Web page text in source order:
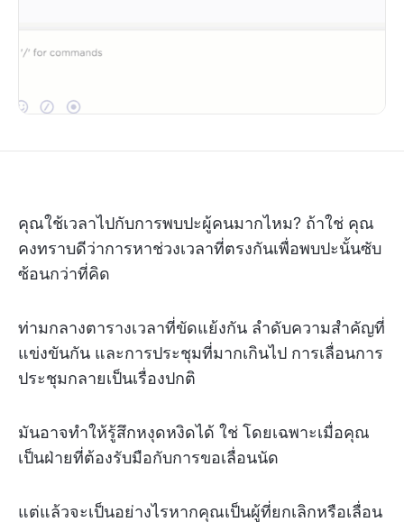
คุณใช้เวลาไปกับการพบปะผู้คนมากไหม? ถ้าใช่ คุณ
คงทราบดีว่าการหาช่วงเวลาที่ตรงกันเพื่อพบปะนั้นซับ
ซ้อนกว่าที่คิด
ท่ามกลางตารางเวลาที่ขัดแย้งกัน ลำดับความสำคัญที่
แข่งขันกัน และการประชุมที่มากเกินไป การเลื่อนการ
ประชุมกลายเป็นเรื่องปกติ
มันอาจทำให้รู้สึกหงุดหงิดได้ ใช่ โดยเฉพาะเมื่อคุณ
เป็นฝ่ายที่ต้องรับมือกับการขอเลื่อนนัด
แต่แล้วจะเป็นอย่างไรหากคุณเป็นผู้ที่ยกเลิกหรือเลื่อน